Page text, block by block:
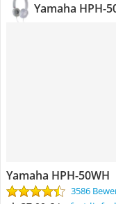
Yamaha HPH-
Yamaha HPH-50WH
3586